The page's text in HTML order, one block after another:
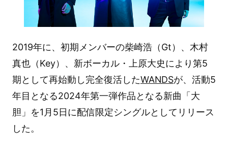
2019年に、初期メンバーの柴崎浩（Gt）、木村
真也（Key）、新ボーカル・上原大史により第5
期として再始動し完全復活したWANDSが、活動5
年目となる2024年第一弾作品となる新曲「大
胆」を1月5日に配信限定シングルとしてリリース
した。